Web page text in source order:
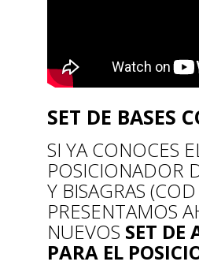
SET DE BASES
SI YA CONOCES
POSICIONADOR
Y BISAGRAS
PRESENTAMOS
NUEVOS SET DE
PARA EL